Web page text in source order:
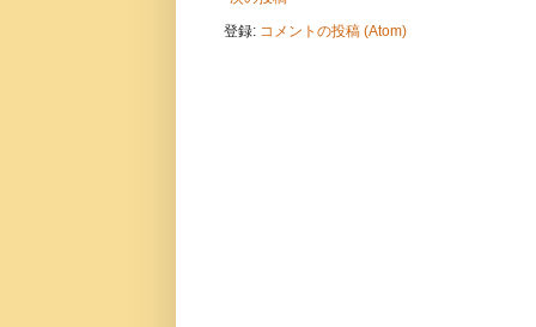
登録: コメントの投稿 (Atom)